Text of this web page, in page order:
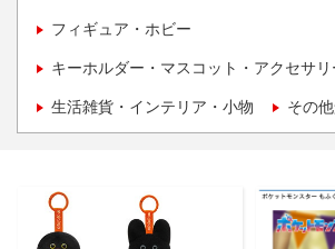
フィギュア・ホビー
キーホルダー・マスコット・アクセサリ
生活雑貨・インテリア・小物 その